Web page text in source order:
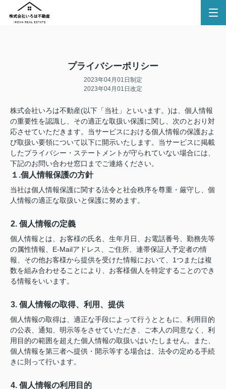
プライバシーポリシー
2023年04月01日制定
2023年04月01日改定
株式会社いろは不動産(以下「当社」といいます。)は、個人情報
の重要性を認識し、その適正な取扱い保護に関し、次のとおり対
応させていただきます。当サービスにおける個人情報の保護およ
び取扱い要領について以下に開示いたします。当サービスに掲載
したプライバシー・ステートメントが守られていない場合には、
下記のお問い合わせ窓口までご連絡ください。
１.個人情報保護の方針
当社は個人情報保護に関する法令と社会秩序を尊重・厳守し、個
人情報の適正な取扱いと保護に努めます。
2. 個人情報の定義
個人情報とは、お客様の氏名、生年月日、お電話番号、勤務先等
の属性情報、E-Mailアドレス、ご住所、連帯保証人予定者の情
報、その他お客様から提供を受けた情報において、1つまたは複
数を組み合わせることにより、お客様個人を特定することのでき
る情報をいいます。
3. 個人情報の取得、利用、提供
個人情報の取得は、適正な手段によって行うとともに、利用目的
の公表、通知、明示等をさせていただき、ご本人の同意なく、利
用目的の範囲を超えた個人情報の取扱いはいたしません。また、
個人情報を第三者へ提供・開示等する場合は、法令の定める手続
きに則って行います。
4. 個人情報の利用目的